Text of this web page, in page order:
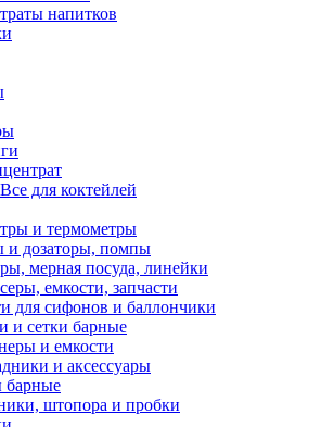
напитков
для коктейлей
и термометры
и дозаторы, помпы
мерная посуда, линейки
емкости, запчасти
для сифонов и баллончики
и сетки барные
и емкости
и аксессуары
барные
штопора и пробки